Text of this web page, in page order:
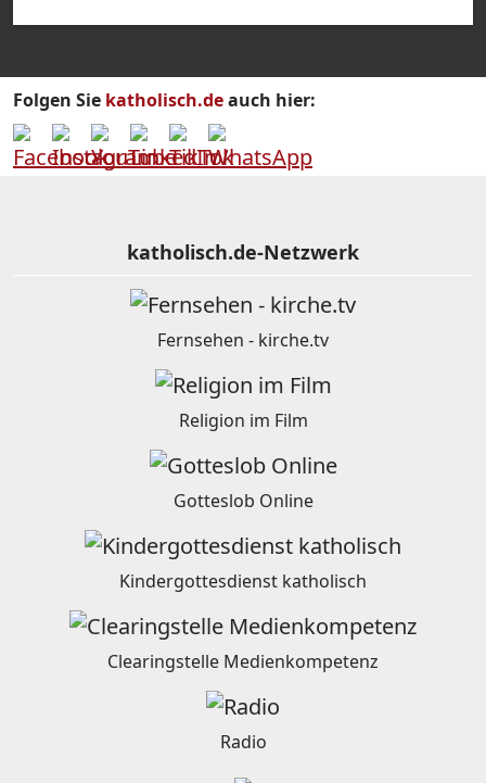
Folgen Sie katholisch.deauch hier:
katholisch.de-Netzwerk
Fernsehen - kirche.tv
Religion im Film
Gotteslob Online
Kindergottesdienst katholisch
Clearingstelle Medienkompetenz
Radio